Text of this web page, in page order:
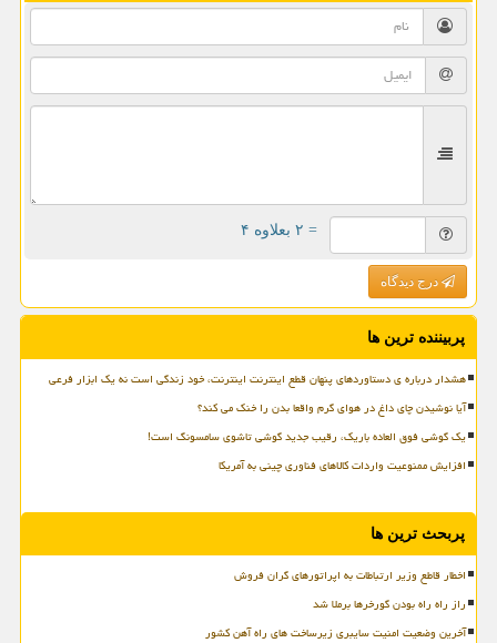
= ۲ بعلاوه ۴
درج دیدگاه
پربیننده ترین ها
هشدار درباره ی دستاوردهای پنهان قطع اینترنت اینترنت، خود زندگی است نه یک ابزار فرعی
آیا نوشیدن چای داغ در هوای گرم واقعا بدن را خنک می کند؟
یک گوشی فوق العاده باریک، رقیب جدید گوشی تاشوی سامسونگ است!
افزایش ممنوعیت واردات کالاهای فناوری چینی به آمریکا
پربحث ترین ها
اخطار قاطع وزیر ارتباطات به اپراتورهای گران فروش
راز راه راه بودن گورخرها برملا شد
آخرین وضعیت امنیت سایبری زیرساخت های راه آهن کشور